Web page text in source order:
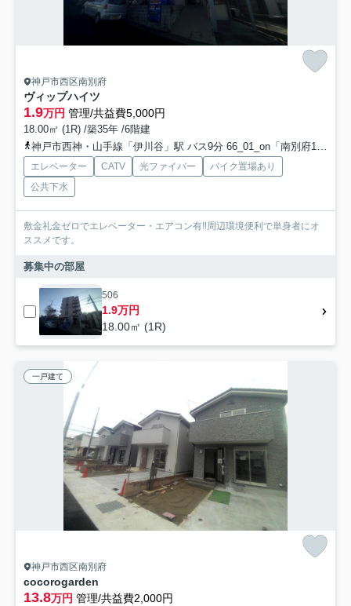
神戸市西区南別府
ヴィップハイツ
1.9万円 管理/共益費5,000円
18.00㎡ (1R) /築35年 /6階建
神戸市西神・山手線「伊川谷」駅 バス9分 66_01_on「南別府1丁目」 停歩4分
エレベーター CATV 光ファイバー
バイク置場あり
公共下水
敷金礼金ゼロでエレベーター・エアコン有‼周辺環境便利で単身者にオ
ススメです。
募集中の部屋
506
1.9万円
18.00㎡ (1R)
一戸建て
神戸市西区南別府
cocorogarden
13.8万円 管理/共益費2,000円